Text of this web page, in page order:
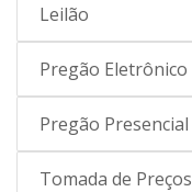
Leilão
Pregão Eletrônico
Pregão Presencial
Tomada de Preços